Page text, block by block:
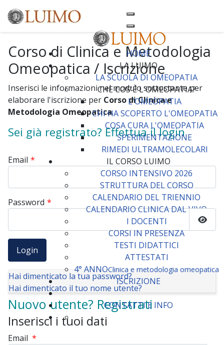
HOME
LA LUIMO
LA SCUOLA DI OMEOPATIA
CHE COS'È L'OMEOPATIA?
L'OMEOPATIA
CHI HA SCOPERTO L'OMEOPATIA
COSA CURA L'OMEOPATIA
SPERIMENTAZIONE
RIMEDI ULTRAMOLECOLARI
IL CORSO LUIMO
CORSO INTENSIVO 2026
STRUTTURA DEL CORSO
CALENDARIO DEL TRIENNIO
CALENDARIO CLINICA DAL VIVO
I DOCENTI
CORSI IN PRESENZA
TESTI DIDATTICI
ATTESTATI
4° ANNOClinica e metodologia omeopatica
ISCRIZIONE
CONTATTI E INFO
Corso di Clinica e Metodologia
Omeopatica / Iscrizione
Inserisci le informazioni nel modulo sottostante per
elaborare l'iscrizione per Corso di Clinica e
Metodologia Omeopatica.
Sei già registrato? Effettua il login
Email *
Password *
Hai dimenticato la tua password?
Hai dimenticato il tuo nome utente?
Nuovo utente? Registrati
Inserisci i tuoi dati
Email *